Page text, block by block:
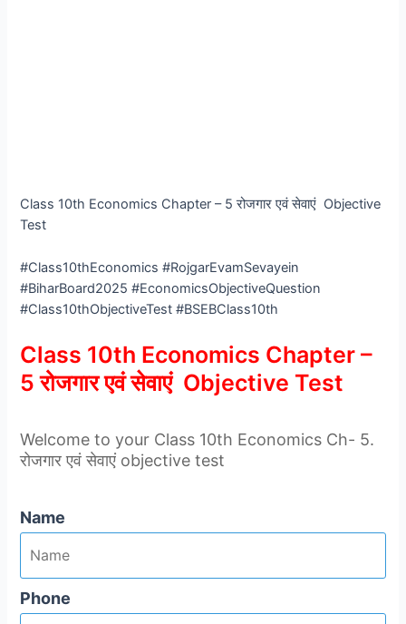
Class 10th Economics Chapter – 5 रोजगार एवं सेवाएं Objective
Test
#Class10thEconomics #RojgarEvamSevayein
#BiharBoard2025 #EconomicsObjectiveQuestion
#Class10thObjectiveTest #BSEBClass10th
Class 10th Economics Chapter –
5 रोजगार एवं सेवाएं Objective Test
Welcome to your Class 10th Economics Ch- 5.
रोजगार एवं सेवाएं objective test
Name
Phone